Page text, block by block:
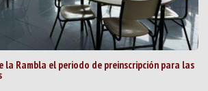
la Rambla el periodo de preinscripción para las